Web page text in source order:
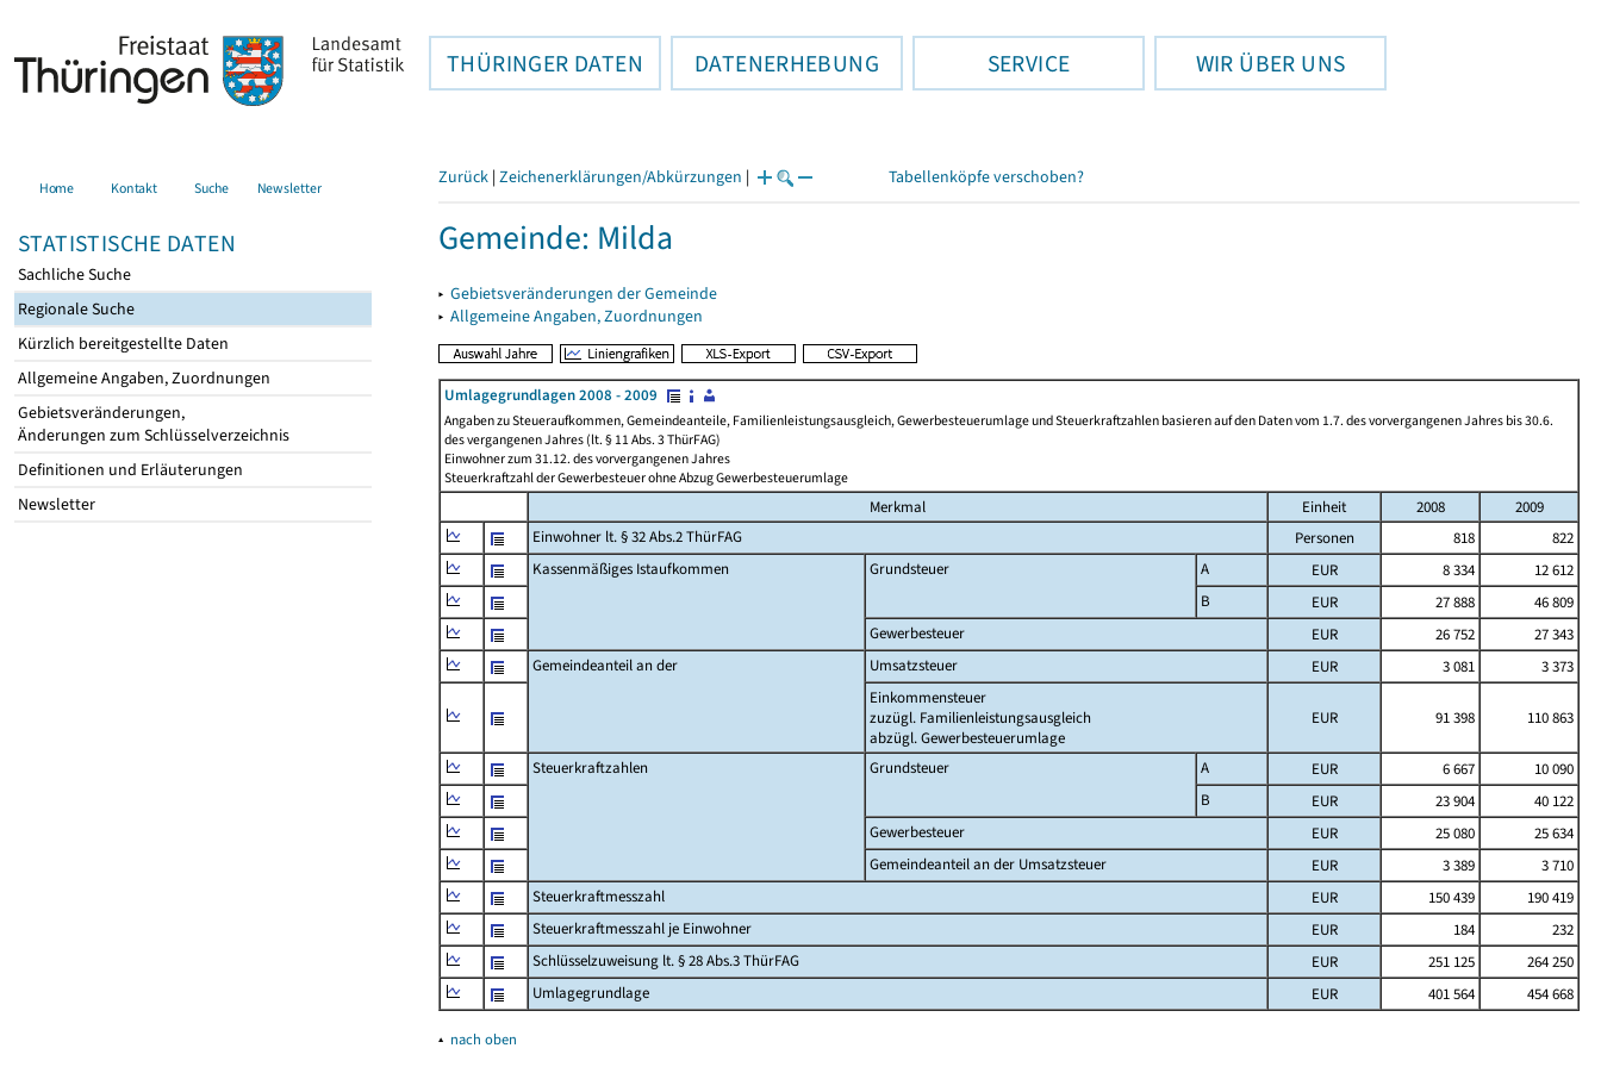
THÜRINGER DATEN DATENERHEBUNG SERVICE WIR ÜBER UNS
Home Kontakt Suche Newsletter
STATISTISCHE DATEN
Sachliche Suche
Regionale Suche
Kürzlich bereitgestellte Daten
Allgemeine Angaben, Zuordnungen
Gebietsveränderungen,
Änderungen zum Schlüsselverzeichnis
Definitionen und Erläuterungen
Newsletter
Zurück | Zeichenerklärungen/Abkürzungen | Tabellenköpfe verschoben?
Gemeinde: Milda
▸ Gebietsveränderungen der Gemeinde
▸ Allgemeine Angaben, Zuordnungen
Umlagegrundlagen 2008 - 2009
Angaben zu Steueraufkommen, Gemeindeanteile, Familienleistungsausgleich, Gewerbesteuerumlage und Steuerkraftzahlen basieren auf den Daten vom 1.7. des vorvergangenen Jahres bis 30.6.
des vergangenen Jahres (lt. § 11 Abs. 3 ThürFAG)
Einwohner zum 31.12. des vorvergangenen Jahres
Steuerkraftzahl der Gewerbesteuer ohne Abzug Gewerbesteuerumlage
Merkmal Einheit 2008
2009
Einwohner lt. § 32 Abs.2 ThürFAG
Personen 818
822
Kassenmäßiges Istaufkommen
Grundsteuer A EUR 8 334
12 612
B
EUR 27 888
46 809
Gewerbesteuer
EUR 26 752
27 343
Gemeindeanteil an der
Umsatzsteuer EUR 3 081
3 373
Einkommensteuer
zuzügl. Familienleistungsausgleich
abzügl. Gewerbesteuerumlage
EUR 91 398 110 863
Steuerkraftzahlen Grundsteuer A EUR 6 667
10 090
B
EUR 23 904
40 122
Gewerbesteuer
EUR 25 080
25 634
Gemeindeanteil an der Umsatzsteuer
EUR 3 389
3 710
Steuerkraftmesszahl
EUR 150 439
190 419
Steuerkraftmesszahl je Einwohner
EUR 184
232
Schlüsselzuweisung lt. § 28 Abs.3 ThürFAG
EUR 251 125
264 250
Umlagegrundlage
EUR 401 564 454 668
▴ nach oben